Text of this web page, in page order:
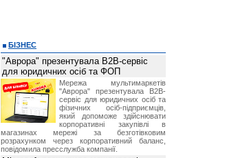
БІЗНЕС
"Аврора" презентувала B2B-сервіс
для юридичних осіб та ФОП
Мережа мультимаркетів
"Аврора" презентувала B2B-
сервіс для юридичних осіб та
фізичних осіб-підприємців,
який допоможе здійснювати
корпоративні закупівлі в
магазинах мережі за безготівковим
розрахунком через корпоративний баланс,
повідомила пресслужба компанії.